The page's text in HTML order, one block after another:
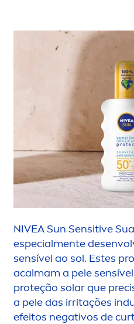
NIVEASun Sensitive
especialmente
sensível ao sol. Estes
acalmam a pele
proteção solar que
a pele das irritações
efeitos negativos de